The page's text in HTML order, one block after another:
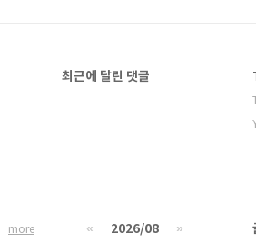
최근에 달린 댓글
more « 2026/08 »